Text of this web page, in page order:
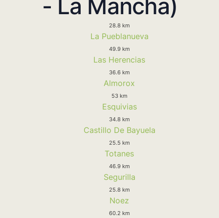
- La Mancha)
28.8 km
La Pueblanueva
49.9 km
Las Herencias
36.6 km
Almorox
53 km
Esquivias
34.8 km
Castillo De Bayuela
25.5 km
Totanes
46.9 km
Segurilla
25.8 km
Noez
60.2 km